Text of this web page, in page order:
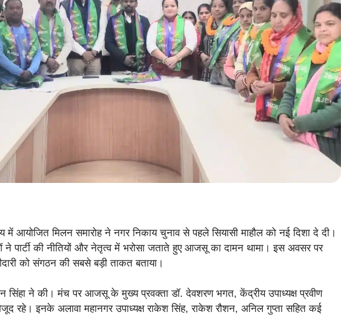
में आयोजित मिलन समारोह ने नगर निकाय चुनाव से पहले सियासी माहौल को नई दिशा दे दी।
ने पार्टी की नीतियों और नेतृत्व में भरोसा जताते हुए आजसू का दामन थामा। इस अवसर पर
को संगठन की सबसे बड़ी ताकत बताया।
सिंहा ने की। मंच पर आजसू के मुख्य प्रवक्ता डॉ. देवशरण भगत, केंद्रीय उपाध्यक्ष प्रवीण
रहे। इनके अलावा महानगर उपाध्यक्ष राकेश सिंह, राकेश रौशन, अनिल गुप्ता सहित कई